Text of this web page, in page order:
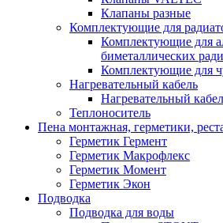
Клапаны разные
Комплектующие для
Комплектующие для
биметаллических
Комплектующие для
Нагревательный кабель
Нагревательный
Теплоноситель
Пена монтажная, герметики,
Герметик Гермент
Герметик Макрофлекс
Герметик Момент
Герметик Экон
Подводка
Подводка для воды